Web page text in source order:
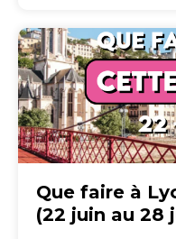
Que faire à
(22 juin au 28